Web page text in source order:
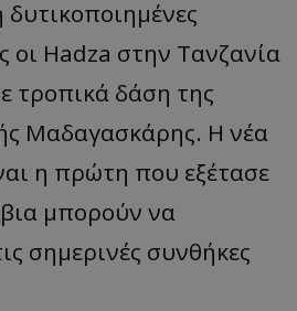
οι Hadza στην Τανζανία
τροπικά δάση της
Μαδαγασκάρης. Η νέα
η πρώτη που εξέτασε
μπορούν να
σημερινές συνθήκες